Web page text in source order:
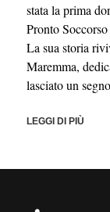
stata la prima
Pronto
La sua storia
Maremma,
lasciato un
LEGGI DI PIÙ